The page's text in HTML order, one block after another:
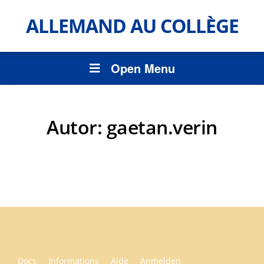
ALLEMAND AU COLLÈGE
Open Menu
Autor: gaetan.verin
Docs Informations Aide Anmelden